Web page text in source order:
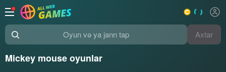
Oyun və ya janrı tap Axtar
Mickey mouse oyunlar